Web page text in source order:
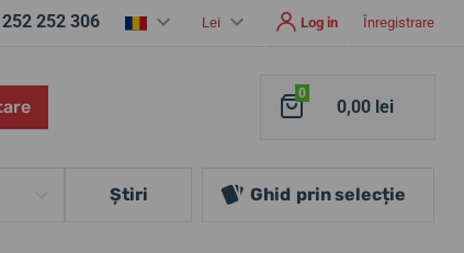
252 306 Lei Log in Înregistrare
0
0,00 lei
Ştiri Ghid prin selecție